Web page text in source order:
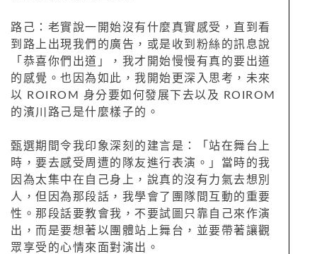
路己：老實說一開始沒有什麼真實感受，直到看
到路上出現我們的廣告，或是收到粉絲的訊息說
「恭喜你們出道」，我才開始慢慢有真的要出道
的感覺。也因為如此，我開始更深入思考，未來
以 ROIROM 身分要如何發展下去以及 ROIROM
的濱川路己是什麼樣子的。
甄選期間令我印象深刻的建言是：「站在舞台上
時，要去感受周遭的隊友進行表演。」當時的我
因為太集中在自己身上，說真的沒有力氣去想別
人，但因為那段話，我學會了團隊間互動的重要
性。那段話要教會我，不要試圖只靠自己來作演
出，而是要想著以團體站上舞台，並要帶著讓觀
眾享受的心情來面對演出。